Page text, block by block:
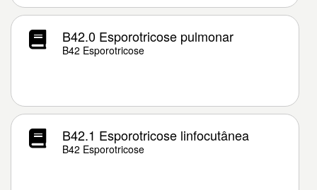
B42.0 Esporotricose pulmonar
B42 Esporotricose
B42.1 Esporotricose linfocutânea
B42 Esporotricose